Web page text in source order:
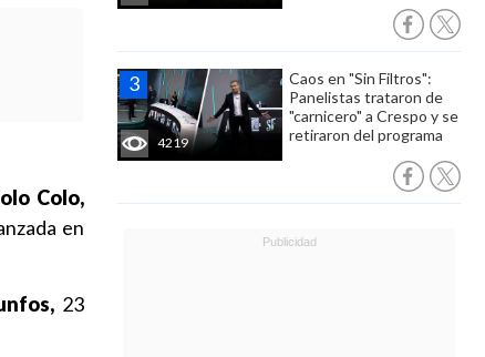
4219
Caos en "Sin Filtros":
Panelistas trataron de
"carnicero" a Crespo y se
retiraron del programa
Colo,
en
23